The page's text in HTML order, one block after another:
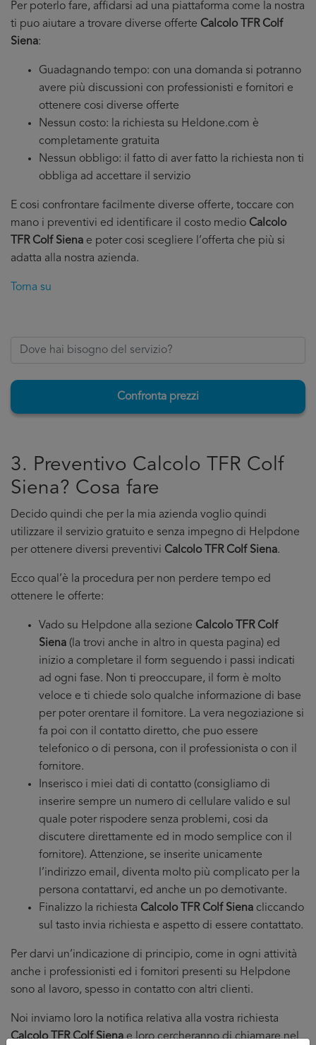
Per poterlo fare, affidarsi ad una piattaforma come la nostra
ti puo aiutare a trovare diverse offerte Calcolo TFR Colf
Siena:
Guadagnando tempo: con una domanda si potranno
avere più discussioni con professionisti e fornitori e
ottenere cosi diverse offerte
Nessun costo: la richiesta su Heldone.com è
completamente gratuita
Nessun obbligo: il fatto di aver fatto la richiesta non ti
obbliga ad accettare il servizio
E cosi confrontare facilmente diverse offerte, toccare con
mano i preventivi ed identificare il costo medio Calcolo
TFR Colf Siena e poter cosi scegliere l’offerta che più si
adatta alla nostra azienda.
Torna su
Confronta prezzi
3. Preventivo Calcolo TFR Colf
Siena? Cosa fare
Decido quindi che per la mia azienda voglio quindi
utilizzare il servizio gratuito e senza impegno di Helpdone
per ottenere diversi preventivi Calcolo TFR Colf Siena.
Ecco qual’è la procedura per non perdere tempo ed
ottenere le offerte:
Vado su Helpdone alla sezione Calcolo TFR Colf
Siena (la trovi anche in altro in questa pagina) ed
inizio a completare il form seguendo i passi indicati
ad ogni fase. Non ti preoccupare, il form è molto
veloce e ti chiede solo qualche informazione di base
per poter orentare il fornitore. La vera negoziazione si
fa poi con il contatto diretto, che puo essere
telefonico o di persona, con il professionista o con il
fornitore.
Inserisco i miei dati di contatto (consigliamo di
inserire sempre un numero di cellulare valido e sul
quale poter rispodere senza problemi, cosi da
discutere direttamente ed in modo semplice con il
fornitore). Attenzione, se inserite unicamente
l’indirizzo email, diventa molto più complicato per la
persona contattarvi, ed anche un po demotivante.
Finalizzo la richiesta Calcolo TFR Colf Siena cliccando
sul tasto invia richiesta e aspetto di essere contattato.
Per darvi un’indicazione di principio, come in ogni attività
anche i professionisti ed i fornitori presenti su Helpdone
sono al lavoro, spesso in contatto con altri clienti.
Noi inviamo loro la notifica relativa alla vostra richiesta
Calcolo TFR Colf Sienae loro cercheranno di chiamare nel